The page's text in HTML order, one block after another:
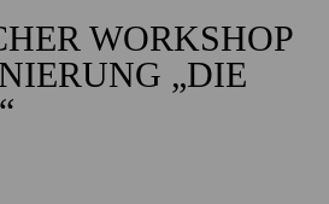
WORKSHOP
„DIE